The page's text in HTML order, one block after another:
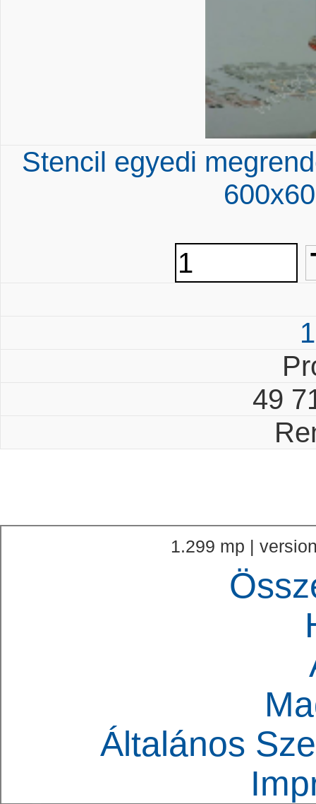
Stencil egyedi
49
1.299 mp |
Általános